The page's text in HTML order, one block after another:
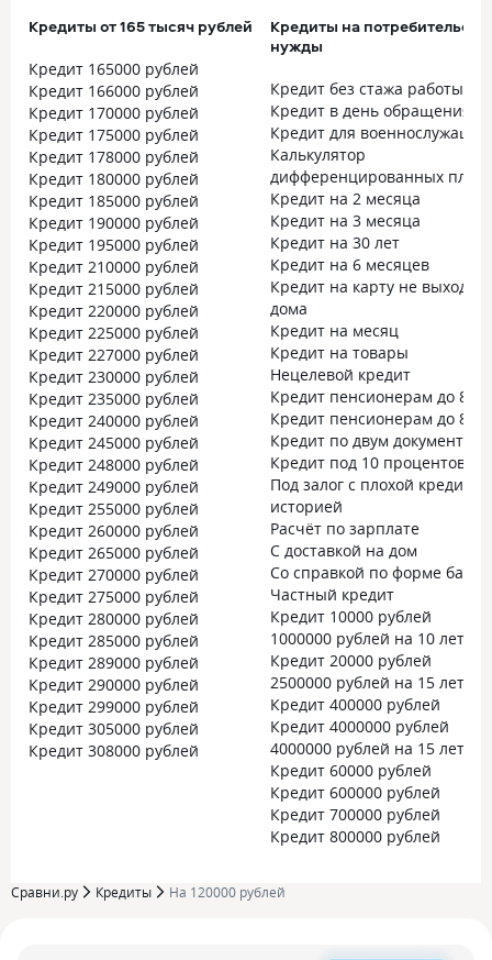
Кредиты от 165 тысяч рублей
Кредит 165000 рублей
Кредит 166000 рублей
Кредит 170000 рублей
Кредит 175000 рублей
Кредит 178000 рублей
Кредит 180000 рублей
Кредит 185000 рублей
Кредит 190000 рублей
Кредит 195000 рублей
Кредит 210000 рублей
Кредит 215000 рублей
Кредит 220000 рублей
Кредит 225000 рублей
Кредит 227000 рублей
Кредит 230000 рублей
Кредит 235000 рублей
Кредит 240000 рублей
Кредит 245000 рублей
Кредит 248000 рублей
Кредит 249000 рублей
Кредит 255000 рублей
Кредит 260000 рублей
Кредит 265000 рублей
Кредит 270000 рублей
Кредит 275000 рублей
Кредит 280000 рублей
Кредит 285000 рублей
Кредит 289000 рублей
Кредит 290000 рублей
Кредит 299000 рублей
Кредит 305000 рублей
Кредит 308000 рублей
Кредиты на
нужды
Кредит без стажа работы
Кредит в день обращения
Кредит для военнослужащих
Калькулятор
дифференцированных
Кредит на 2 месяца
Кредит на 3 месяца
Кредит на 30 лет
Кредит на 6 месяцев
Кредит на карту не выходя
дома
Кредит на месяц
Кредит на товары
Нецелевой кредит
Кредит пенсионерам до 80
Кредит пенсионерам до 85
Кредит по двум документам
Кредит под 10 процентов
Под залог с плохой
историей
Расчёт по зарплате
С доставкой на дом
Со справкой по форме банка
Частный кредит
Кредит 10000 рублей
1000000 рублей на 10 лет
Кредит 20000 рублей
2500000 рублей на 15 лет
Кредит 400000 рублей
Кредит 4000000 рублей
4000000 рублей на 15 лет
Кредит 60000 рублей
Кредит 600000 рублей
Кредит 700000 рублей
Кредит 800000 рублей
Сравни.ру Кредиты На 120000 рублей